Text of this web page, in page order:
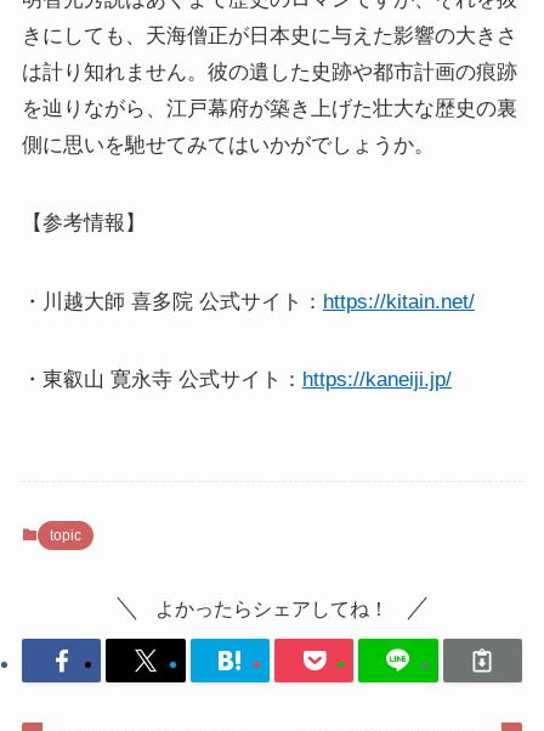
きにしても、天海僧正が日本史に与えた影響の大きさ
は計り知れません。彼の遺した史跡や都市計画の痕跡
を辿りながら、江戸幕府が築き上げた壮大な歴史の裏
側に思いを馳せてみてはいかがでしょうか。
【参考情報】
・川越大師 喜多院 公式サイト： https://kitain.net/
・東叡山 寛永寺 公式サイト： https://kaneiji.jp/
topic
よかったらシェアしてね！